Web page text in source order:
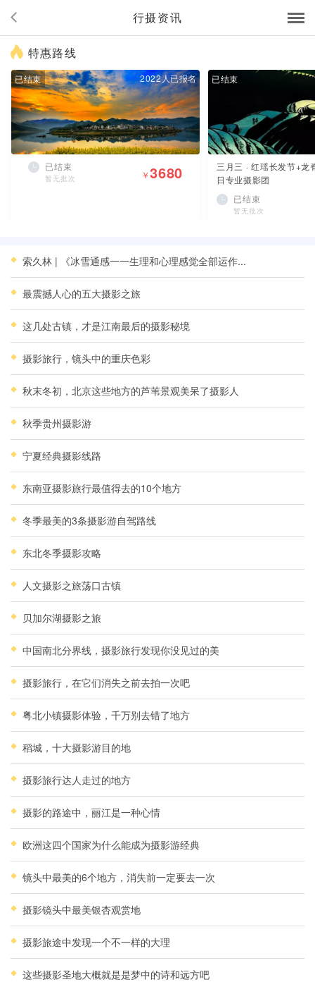
行摄资讯
特惠路线
已结束 2022人已报名
已结束
暂无批次 ￥3680
已结束
三月三 · 红瑶长发节+
日专业摄影团
已结束
暂无批次
索久林 | 《冰雪通感一一生理和心理感觉全部运作...
最震撼人心的五大摄影之旅
这几处古镇，才是江南最后的摄影秘境
摄影旅行，镜头中的重庆色彩
秋末冬初，北京这些地方的芦苇景观美呆了摄影人
秋季贵州摄影游
宁夏经典摄影线路
东南亚摄影旅行最值得去的10个地方
冬季最美的3条摄影游自驾路线
东北冬季摄影攻略
人文摄影之旅荡口古镇
贝加尔湖摄影之旅
中国南北分界线，摄影旅行发现你没见过的美
摄影旅行，在它们消失之前去拍一次吧
粤北小镇摄影体验，千万别去错了地方
稻城，十大摄影游目的地
摄影旅行达人走过的地方
摄影的路途中，丽江是一种心情
欧洲这四个国家为什么能成为摄影游经典
镜头中最美的6个地方，消失前一定要去一次
摄影镜头中最美银杏观赏地
摄影旅途中发现一个不一样的大理
这些摄影圣地大概就是是梦中的诗和远方吧